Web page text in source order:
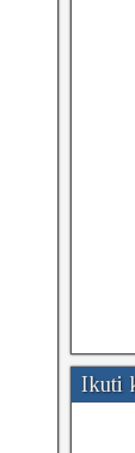
Ikuti